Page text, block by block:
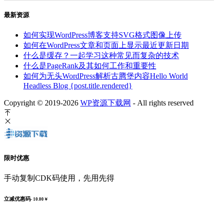
最新资源
如何实现WordPress博客支持SVG格式图像上传
如何在WordPress文章和页面上显示最近更新日期
什么是缓存？一起学习这种常见而复杂的技术
什么是PageRank及其如何工作和重要性
如何为无头WordPress解析古腾堡内容Hello World
Headless Blog {post.title.rendered}
Copyright © 2019-2026 WP资源下载网 - All rights reserved
限时优惠
手动复制CDK码使用，先用先得
立减优惠码- 10.00￥